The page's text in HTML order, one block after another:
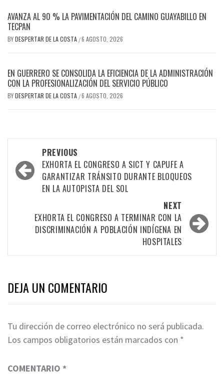
AVANZA AL 90 % LA PAVIMENTACIÓN DEL CAMINO GUAYABILLO EN
TECPAN
BYDESPERTAR DE LA COSTA /6 AGOSTO, 2026
EN GUERRERO SE CONSOLIDA LA EFICIENCIA DE LA ADMINISTRACIÓN
CON LA PROFESIONALIZACIÓN DEL SERVICIO PÚBLICO
BYDESPERTAR DE LA COSTA /6 AGOSTO, 2026
navigation
PREVIOUS
EXHORTA EL CONGRESO A SICT Y CAPUFE A
GARANTIZAR TRÁNSITO DURANTE BLOQUEOS
EN LA AUTOPISTA DEL SOL
NEXT
EXHORTA EL CONGRESO A TERMINAR CON LA
DISCRIMINACIÓN A POBLACIÓN INDÍGENA EN
HOSPITALES
DEJA UN COMENTARIO
Tu dirección de correo electrónico no será publicada.
Los campos obligatorios están marcados con *
COMENTARIO *